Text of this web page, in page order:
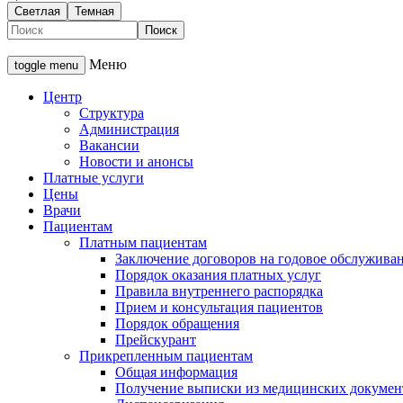
Светлая Темная
toggle menu Меню
Центр
Структура
Администрация
Вакансии
Новости и анонсы
Платные услуги
Цены
Врачи
Пациентам
Платным пациентам
Заключение договоров на годовое
Порядок оказания платных услуг
Правила внутреннего распорядка
Прием и консультация пациентов
Порядок обращения
Прейскурант
Прикрепленным пациентам
Общая информация
Получение выписки из медицинских